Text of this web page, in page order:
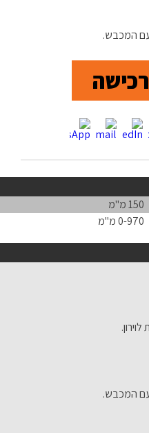
המכבש.
150 מ"מ
0-970 מ"מ
המכבש.